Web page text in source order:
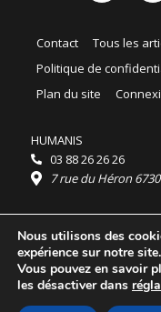
Contact Tous les
Politique de
Plan du site
HUMANIS
03 88 26 26 26
7 rue du Héron
Horaires :
HUMANIS : du lundi au
Ordidocaz : du lundi au
© 2025 HUMANIS, tous
Licence
Nous utilisons des
expérience sur notre site.
Vous pouvez en savoir
les désactiver dans